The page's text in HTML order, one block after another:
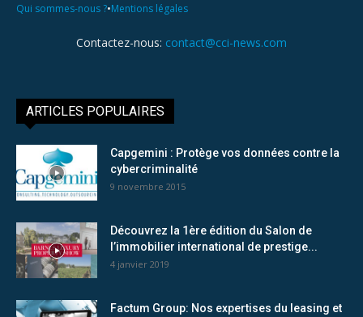
Qui sommes-nous ?•Mentions légales
Contactez-nous: contact@cci-news.com
ARTICLES POPULAIRES
Capgemini : Protège vos données contre la
cybercriminalité
9 novembre 2015
Découvrez la 1ère édition du Salon de
l’immobilier international de prestige...
4 janvier 2019
Factum Group: Nos expertises du leasing et